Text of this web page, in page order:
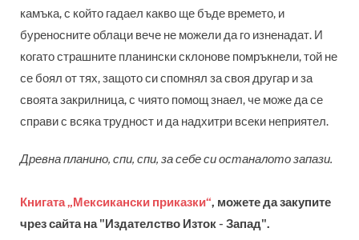
камъка, с който гадаел какво ще бъде времето, и
буреносните облаци вече не можели да го изненадат. И
когато страшните планински склонове помръкнели, той не
се боял от тях, защото си спомнял за своя другар и за
своята закрилница, с чиято помощ знаел, че може да се
справи с всяка трудност и да надхитри всеки неприятел.
Древна планино, спи, спи, за себе си останалото запази.
Книгата „Мексикански приказки“, можете да закупите
чрез сайта на "Издателство Изток - Запад".